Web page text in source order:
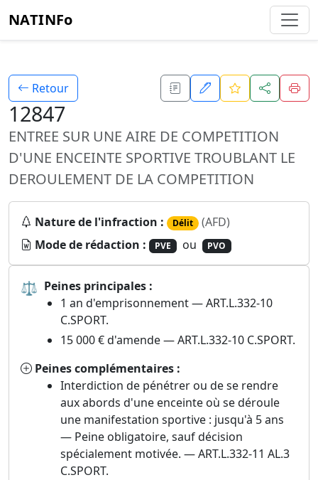
NATINFo
Retour
12847
ENTREE SUR UNE AIRE DE COMPETITION
D'UNE ENCEINTE SPORTIVE TROUBLANT LE
DEROULEMENT DE LA COMPETITION
Nature de l'infraction : Délit (AFD)
Mode de rédaction :
PVE ou PVO
⚖ Peines principales :
1 an d'emprisonnement — ART.L.332-10
C.SPORT.
15 000 € d'amende — ART.L.332-10 C.SPORT.
Peines complémentaires :
Interdiction de pénétrer ou de se rendre
aux abords d'une enceinte où se déroule
une manifestation sportive : jusqu'à 5 ans
— Peine obligatoire, sauf décision
spécialement motivée. — ART.L.332-11 AL.3
C.SPORT.